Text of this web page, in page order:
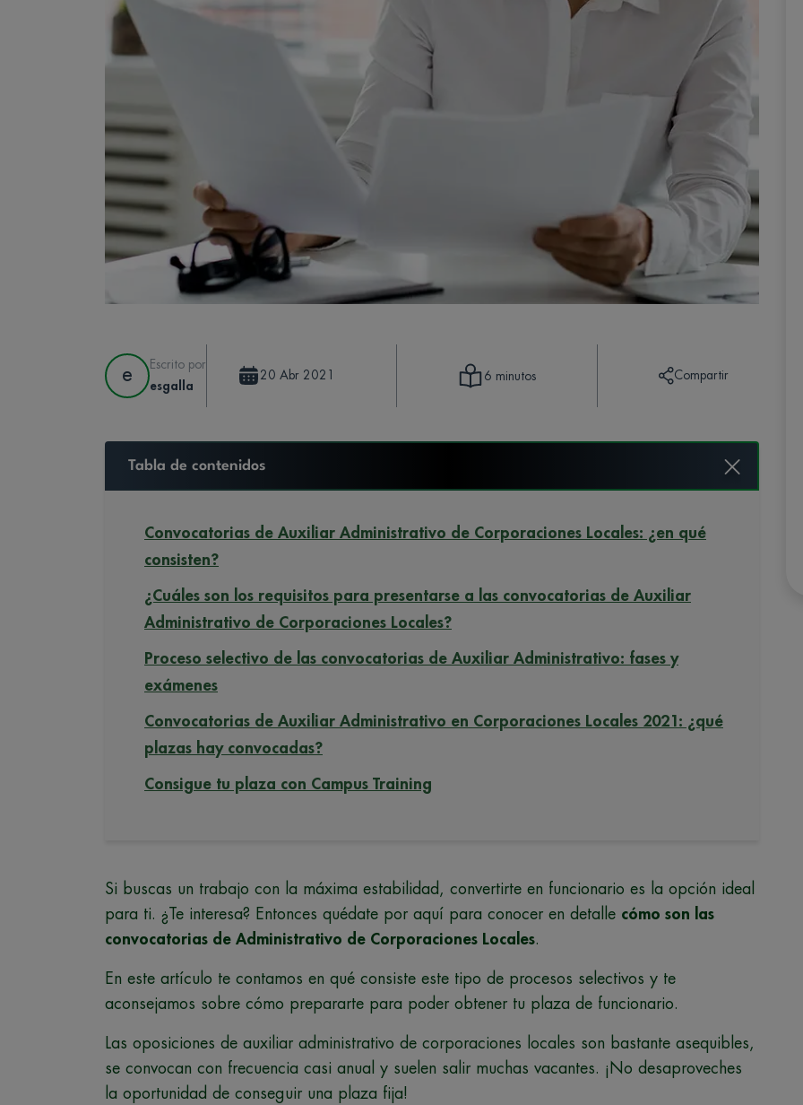
e
Escrito por
esgalla
20 Abr 2021 6 minutos Compartir
Tabla de contenidos
Convocatorias de Auxiliar Administrativo de Corporaciones Locales: ¿en qué
consisten?
¿Cuáles son los requisitos para presentarse a las convocatorias de Auxiliar
Administrativo de Corporaciones Locales?
Proceso selectivo de las convocatorias de Auxiliar Administrativo: fases y
exámenes
Convocatorias de Auxiliar Administrativo en Corporaciones Locales 2021: ¿qué
plazas hay convocadas?
Consigue tu plaza con Campus Training
Si buscas un trabajo con la máxima estabilidad, convertirte en funcionario es la opción ideal
para ti. ¿Te interesa? Entonces quédate por aquí para conocer en detalle cómo son las
convocatorias de Administrativo de Corporaciones Locales.
En este artículo te contamos en qué consiste este tipo de procesos selectivos y te
aconsejamos sobre cómo prepararte para poder obtener tu plaza de funcionario.
Las oposiciones de auxiliar administrativo de corporaciones locales son bastante asequibles,
se convocan con frecuencia casi anual y suelen salir muchas vacantes. ¡No desaproveches
la oportunidad de conseguir una plaza fija!